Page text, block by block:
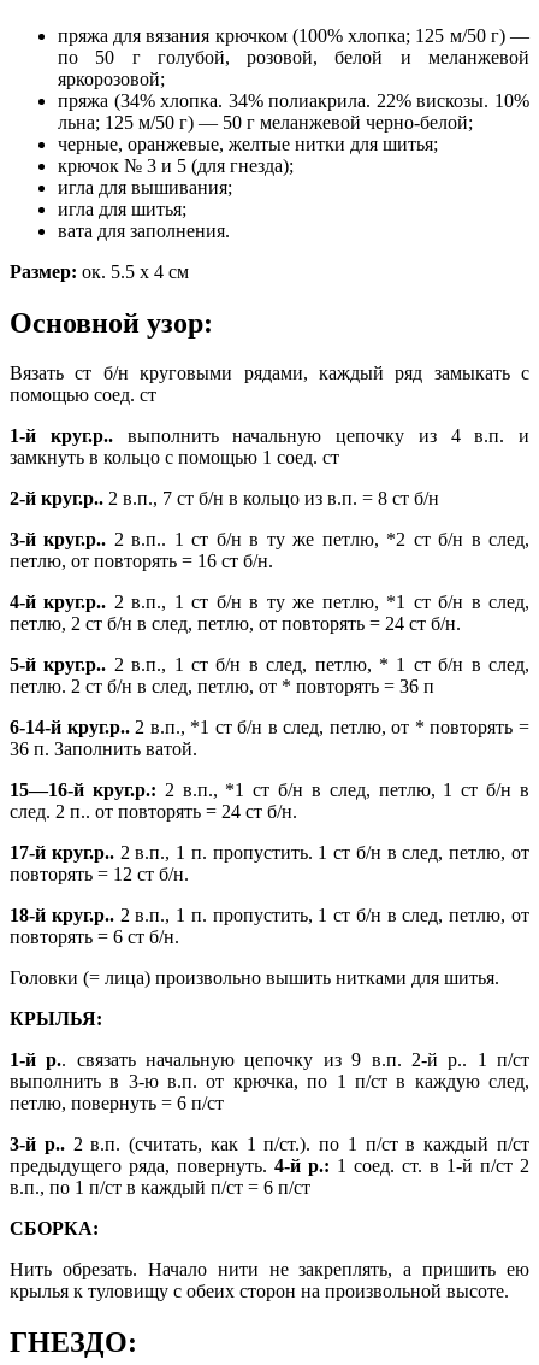
пряжа для вязания крючком (100% хлопка; 125 м/50 г) —
по 50 г голубой, розовой, белой и меланжевой
яркорозовой;
пряжа (34% хлопка. 34% полиакрила. 22% вискозы. 10%
льна; 125 м/50 г) — 50 г меланжевой черно-белой;
черные, оранжевые, желтые нитки для шитья;
крючок № 3 и 5 (для гнезда);
игла для вышивания;
игла для шитья;
вата для заполнения.
Размер: ок. 5.5 х 4 см
Основной узор:
Вязать ст б/н круговыми рядами, каждый ряд замыкать с
помощью соед. ст
1-й круг.р..выполнить начальную цепочку из 4 в.п. и
замкнуть в кольцо с помощью 1 соед. ст
2-й круг.р.. 2 в.п., 7 ст б/н в кольцо из в.п. = 8 ст б/н
3-й круг.р.. 2 в.п.. 1 ст б/н в ту же петлю, *2 ст б/н в след,
петлю, от повторять = 16 ст б/н.
4-й круг.р.. 2 в.п., 1 ст б/н в ту же петлю, *1 ст б/н в след,
петлю, 2 ст б/н в след, петлю, от повторять = 24 ст б/н.
5-й круг.р.. 2 в.п., 1 ст б/н в след, петлю, * 1 ст б/н в след,
петлю. 2 ст б/н в след, петлю, от * повторять = 36 п
6-14-й круг.р..2 в.п., *1 ст б/н в след, петлю, от * повторять =
36 п. Заполнить ватой.
15—16-й круг.р.: 2 в.п., *1 ст б/н в след, петлю, 1 ст б/н в
след. 2 п.. от повторять = 24 ст б/н.
17-й круг.р..2 в.п., 1 п. пропустить. 1 ст б/н в след, петлю, от
повторять = 12 ст б/н.
18-й круг.р..2 в.п., 1 п. пропустить, 1 ст б/н в след, петлю, от
повторять = 6 ст б/н.
Головки (= лица) произвольно вышить нитками для шитья.
КРЫЛЬЯ:
1-й р.. связать начальную цепочку из 9 в.п. 2-й р.. 1 п/ст
выполнить в 3-ю в.п. от крючка, по 1 п/ст в каждую след,
петлю, повернуть = 6 п/ст
3-й р..2 в.п. (считать, как 1 п/ст.). по 1 п/ст в каждый п/ст
предыдущего ряда, повернуть. 4-й р.: 1 соед. ст. в 1-й п/ст 2
в.п., по 1 п/ст в каждый п/ст = 6 п/ст
СБОРКА:
Нить обрезать. Начало нити не закреплять, а пришить ею
крылья к туловищу с обеих сторон на произвольной высоте.
ГНЕЗДО: